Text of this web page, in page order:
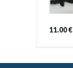
11.00€